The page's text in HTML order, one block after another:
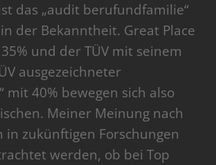
das „audit berufundfamilie“
der Bekanntheit. Great Place
und der TÜV mit seinem
ausgezeichneter
mit 40% bewegen sich also
Meiner Meinung nach
in zukünftigen Forschungen
werden, ob bei Top